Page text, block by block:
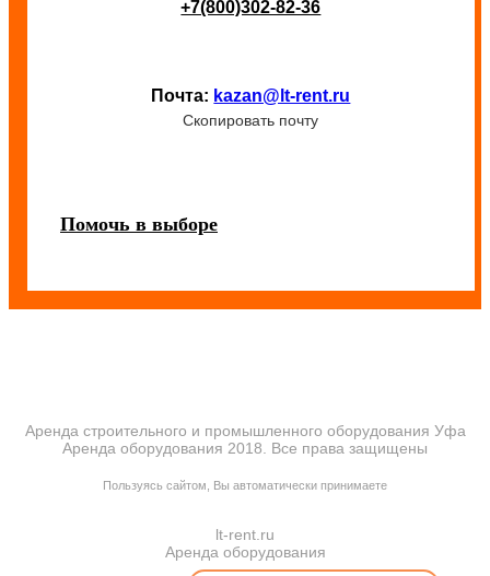
+7(800)302-82-36
Почта: kazan@lt-rent.ru
Скопировать почту
Помочь в выборе
Аренда строительного и промышленного оборудования Уфа
Аренда оборудования 2018. Все права защищены
Пользуясь сайтом, Вы автоматически принимаете
lt-rent.ru
Аренда оборудования